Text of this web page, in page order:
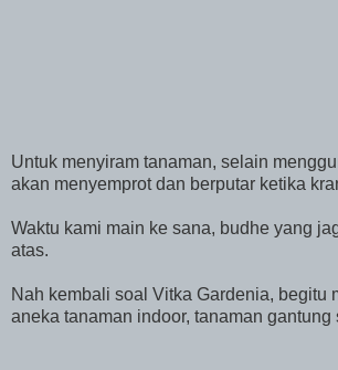
Untuk menyiram tanaman, selain
akan menyemprot dan berputar ketika
Waktu kami main ke sana, budhe yang
atas.
Nah kembali soal Vitka Gardenia, begitu
aneka tanaman indoor, tanaman